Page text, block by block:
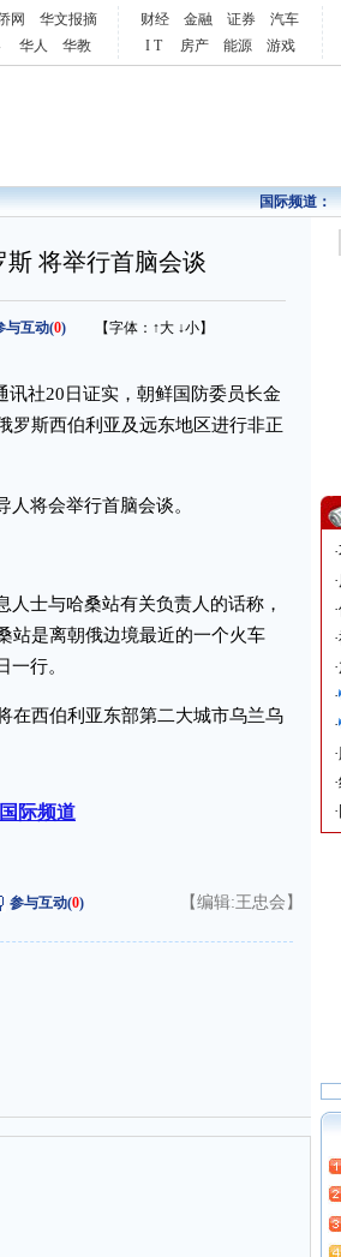
网
华文报摘
华人 华教
财经 金融 证券
汽车
I T
房产 能源 游戏
国际频道：
将举行首脑会谈
与互动(0) 【字体： ↑大 ↓小】
社20日证实，朝鲜国防委员长金
罗斯西伯利亚及远东地区进行非正
将会举行首脑会谈。
士与哈桑站有关负责人的话称，
站是离朝俄边境最近的一个火车
一行。
西伯利亚东部第二大城市乌兰乌
际频道
参与互动(0) 【编辑:王忠会】
·
·
·
·
·
·
·
·
·
·